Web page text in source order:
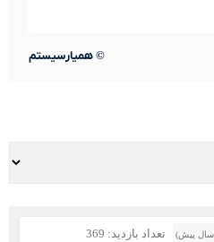
© همیارسیستم
تعداد بازدید: 369